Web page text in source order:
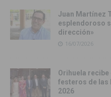
Juan Martínez
esplendoroso
dirección»
16/07/2026
Orihuela
festeros de las
2026